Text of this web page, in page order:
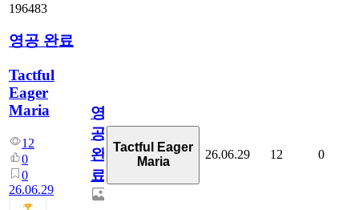
196483
영공 완료
Tactful
Eager
Maria
12
0
0
26.06.29
영
공
완
료
Tactful Eager
Maria
26.06.29 12 0